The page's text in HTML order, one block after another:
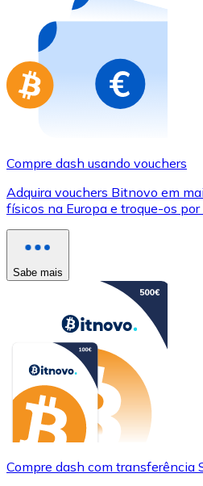
Compre cartões-presente
Ir para a loja de cartões-
Compre dash usando vouchers
Adquira vouchers Bitnovo em
físicos na Europa e troque-os
Sabe mais
Compre dash com transferência